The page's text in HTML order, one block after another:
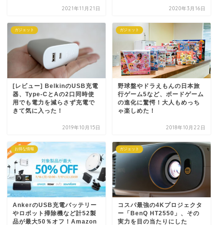
2021年11月21日 2020年3月16日
ガジェット
[レビュー] BelkinのUSB充電
器、Type-CとAの2口同時使
用でも電力を減らさず充電で
きて気に入った！
2019年10月15日
ガジェット
野球盤やドラえもんの日本旅
行ゲーム5など、ボードゲーム
の進化に驚愕！大人もめっち
ゃ楽しめた！
2018年10月22日
お得な情報
AnkerのUSB充電バッテリー
やロボット掃除機など計52製
品が最大50％オフ！Amazon
ガジェット
コスパ最強の4Kプロジェクタ
ー「BenQ HT2550」、その
実力を目の当たりにした